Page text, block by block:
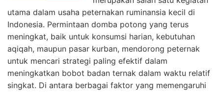
utama dalam usaha peternakan ruminansia kecil di
Indonesia. Permintaan domba potong yang terus
meningkat, baik untuk konsumsi harian, kebutuhan
aqiqah, maupun pasar kurban, mendorong peternak
untuk mencari strategi paling efektif dalam
meningkatkan bobot badan ternak dalam waktu relatif
singkat. Di antara berbagai faktor yang memengaruhi